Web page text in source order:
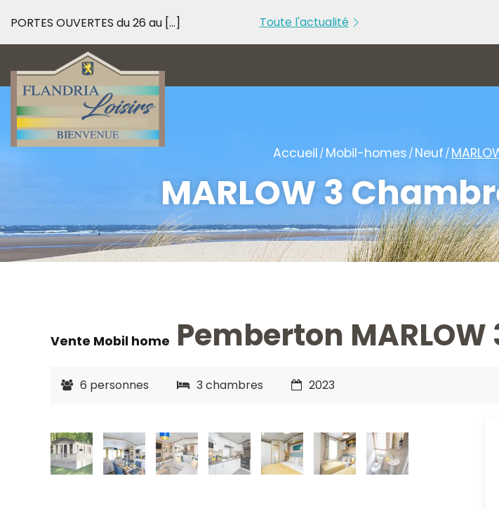
PORTES OUVERTES du 26 au [...] PORTES OUVERTES du 05 au [...] PORTES
Toute l'actualité
Accueil Mobil-homes Neuf
MARLOW 3
Vente Mobil home Pemberton
6 personnes 3 chambres 2023